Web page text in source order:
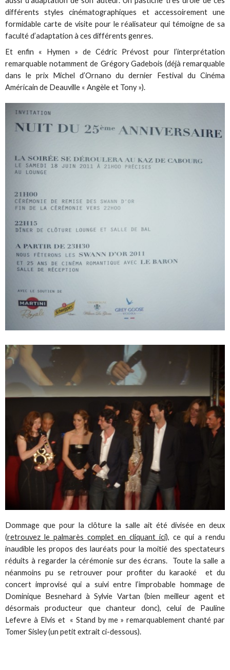
différents styles cinématographiques et accessoirement une
formidable carte de visite pour le réalisateur qui témoigne de sa
faculté d’adaptation à ces différents genres.
Et enfin « Hymen » de Cédric Prévost pour l’interprétation
remarquable notamment de Grégory Gadebois (déjà remarquable
dans le prix Michel d’Ornano du dernier Festival du Cinéma
Américain de Deauville « Angèle et Tony »).
Dommage que pour la clôture la salle ait été divisée en deux
(retrouvez le palmarès complet en cliquant ici), ce qui a rendu
inaudible les propos des lauréats pour la moitié des spectateurs
réduits à regarder la cérémonie sur des écrans. Toute la salle a
néanmoins pu se retrouver pour profiter du karaoké et du
concert improvisé qui a suivi entre l’improbable hommage de
Dominique Besnehard à Sylvie Vartan (bien meilleur agent et
désormais producteur que chanteur donc), celui de Pauline
Lefevre à Elvis et « Stand by me » remarquablement chanté par
Tomer Sisley (un petit extrait ci-dessous).